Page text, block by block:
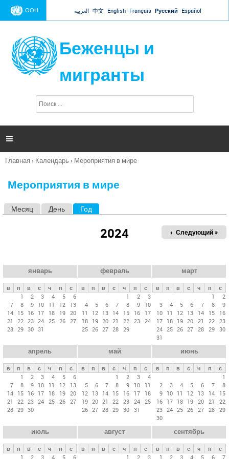
Jump to navigation
ООН العربية 中文 English Français Русский Español
Беженцы и
мигранты
п
и

Вы
Главная › Календарь › Мероприятия в мире
Мероприятия в мире
е
в
л
а
д
к
и
Месяц День Год
2024 « Пред.
Следующий »
январь
в п в с ч п
с
1
2 3 4 5
6
7
8 9 10 11 12
13
14 15 16 17 18 19 20
21
22 23 24 25 26 27
28 29 30 31
февраль
в п в с ч п
с
1
2
3
4
5 6 7 8 9
10
11
12 13 14 15 16
17
18 19 20 21 22 23 24
25 26 27 28 29
март
в п в с ч п
с
1
2
3
4 5 6 7 8
9
10 11 12 13 14 15
16
17 18 19 20 21 22 23
24 25 26 27 28 29 30
31
апрель
в п в с ч п
с
1
2 3 4 5
6
7
8 9 10 11 12
13
14 15 16 17 18 19 20
21
22 23 24 25 26 27
28 29 30
май
в п в с ч п
с
1
2 3
4
5
6 7 8 9 10
11
12 13 14 15 16 17
18
19 20 21 22 23 24 25
26 27 28 29 30 31
июнь
в п в с ч п
с
1
2
3 4 5 6 7
8
9 10 11 12 13 14
15
16 17 18 19 20 21
22
23 24 25 26 27 28 29
30
июль
в п в с ч п
с
1
2 3 4 5 6
август
в п в с ч п
с
1
2 3
сентябрь
в п в с ч п
с
1
2 3 4 5 6 7